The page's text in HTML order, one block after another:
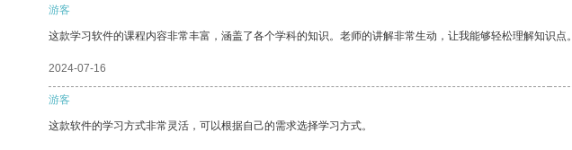
游客
这款学习软件的课程内容非常丰富，涵盖了各个学科的知识。老师的讲解非常生动，让我能够轻松理解知识点。
2024-07-16
游客
这款软件的学习方式非常灵活，可以根据自己的需求选择学习方式。